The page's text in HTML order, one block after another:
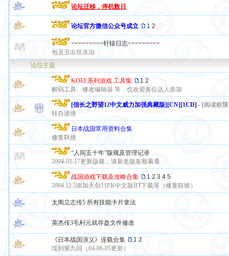
论坛迁移，停机数日
论坛官方微信公众号成立 1 2
=========轩辕日志=========
包丑丑出任水泊
论坛主题
KOEI 系列游戏 工具集 1 2
解码工具、修改编辑器 等，也欢迎各位达人添加
[信长之野望12中文威力加强典藏版][CN][1CD] - [阅读权
转自游侠
日本战国常用资料合集
修复联接
“人间五十年”版规及管理记录
2004-05-17更新版规，请新老版友都看看
战国游戏下载及攻略合集 1 2 3 4 5
2004.12.5添加天创11PK中文版BT下载等（修复联接）
太阁立志传5 所有技能卡片拿法
英杰传3毛利元就存盘文件修改
《日本战国演义》连载合集 1 2
现到第九回（04-06-05更新）